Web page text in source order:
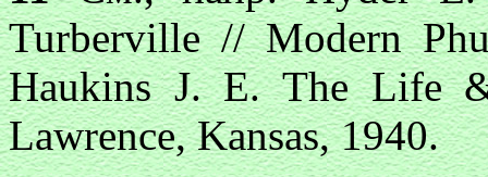
Turberville // Modern
Haukins J. E. The Life
Lawrence, Kansas, 1940.